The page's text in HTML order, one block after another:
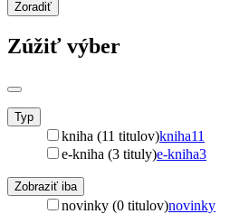
Zoradiť
Zúžiť výber
Typ
kniha (11 titulov)kniha11
e-kniha (3 tituly)e-kniha3
Zobraziť iba
novinky (0 titulov)novinky